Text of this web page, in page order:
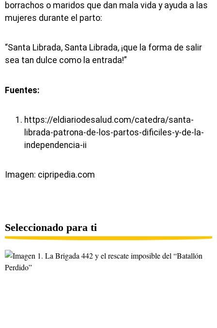
borrachos o maridos que dan mala vida y ayuda a las
mujeres durante el parto:
“Santa Librada, Santa Librada, ¡que la forma de salir
sea tan dulce como la entrada!”
Fuentes:
https://eldiariodesalud.com/catedra/santa-
librada-patrona-de-los-partos-dificiles-y-de-la-
independencia-ii
Imagen: cipripedia.com
Seleccionado para ti